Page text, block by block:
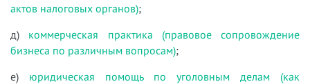
актов налоговых органов);
д) коммерческая практика (правовое сопровождение
бизнеса по различным вопросам);
е) юридическая помощь по уголовным делам (как